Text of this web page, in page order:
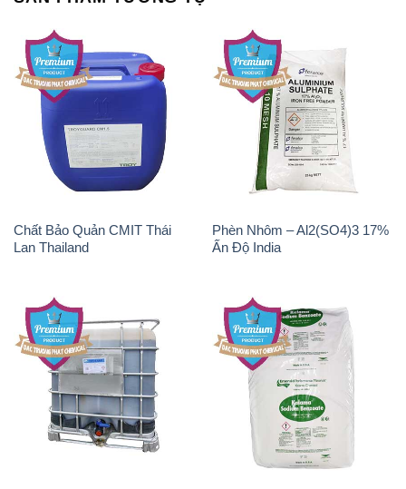
Chất Bảo Quản CMIT Thái
Lan Thailand
Phèn Nhôm – Al2(SO4)3 17%
Ấn Độ India